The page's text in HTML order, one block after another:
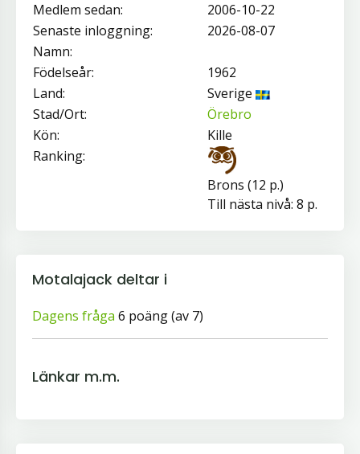
Medlem sedan:
2006-10-22
Senaste inloggning:
2026-08-07
Namn:
Födelseår:
1962
Land:
Sverige
Stad/Ort:
Örebro
Kön:
Kille
Ranking:
Brons (12 p.)
Till nästa nivå: 8 p.
Motalajack deltar i
Dagens fråga 6 poäng (av 7)
Länkar m.m.